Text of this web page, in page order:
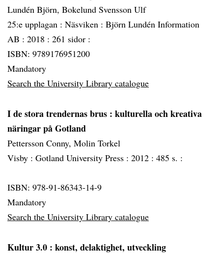
Lundén Björn, Bokelund Svensson Ulf
25:e upplagan : Näsviken : Björn Lundén Information
AB : 2018 : 261 sidor :
ISBN: 9789176951200
Mandatory
Search the University Library catalogue
I de stora trendernas brus : kulturella och kreativa
näringar på Gotland
Pettersson Conny, Molin Torkel
Visby : Gotland University Press : 2012 : 485 s. :
ISBN: 978-91-86343-14-9
Mandatory
Search the University Library catalogue
Kultur 3.0 : konst, delaktighet, utveckling